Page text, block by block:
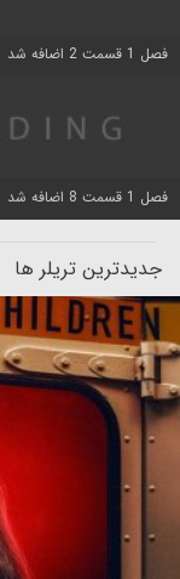
فصل 1 قسمت 2 اضافه شد
فصل 1 قسمت 8 اضافه شد
جدیدترین تریلر ها